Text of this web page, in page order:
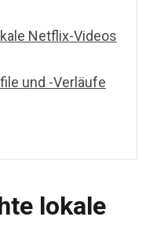
Netflix-Videos
und -Verläufe
lokale